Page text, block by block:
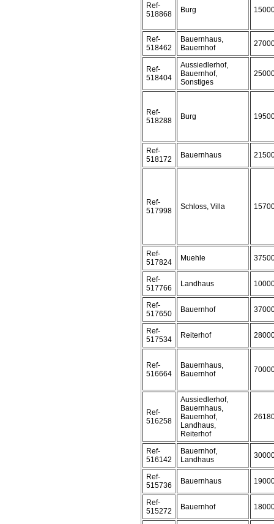
Ref-
518868
Burg
Ref-
518462
Bauernhaus,
Bauernhof
Ref-
518404
Aussiedlerhof,
Bauernhof,
Sonstiges
Ref-
518288
Burg
Ref-
518172
Bauernhaus
Ref-
517998
Schloss, Villa
Ref-
517824
Muehle
Ref-
517766
Landhaus
Ref-
517650
Bauernhof
Ref-
517534
Reiterhof
Ref-
516664
Bauernhaus,
Bauernhof
Ref-
516258
Aussiedlerhof,
Bauernhaus,
Bauernhof,
Landhaus,
Reiterhof
Ref-
516142
Bauernhof,
Landhaus
Ref-
515736
Bauernhaus
Ref-
515272
Bauernhof